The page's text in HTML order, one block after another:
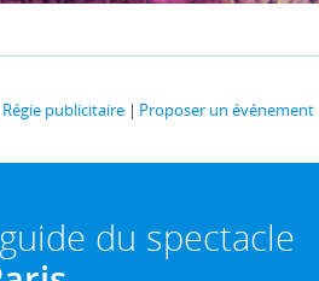
Régie publicitaire Proposer un événement
du spectacle